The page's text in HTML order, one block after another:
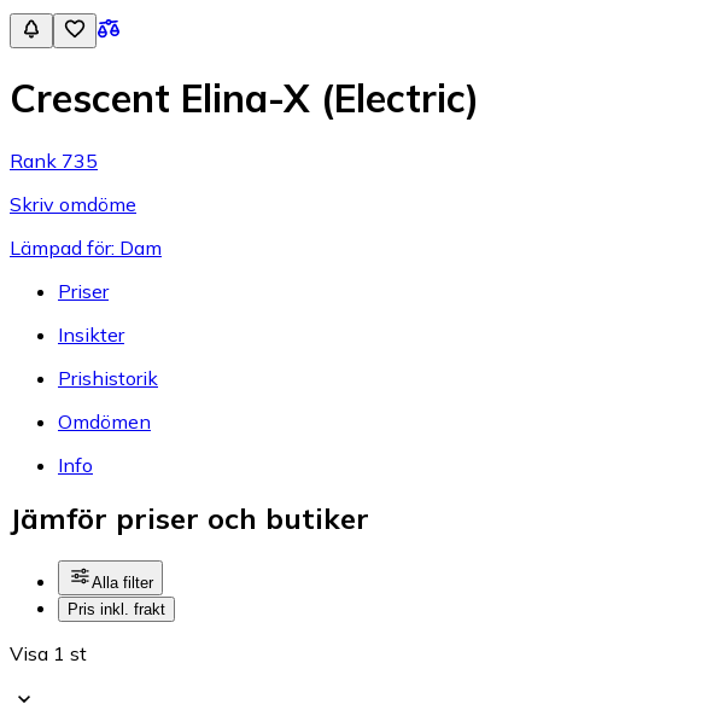
Crescent Elina-X (Electric)
Rank 735
Skriv omdöme
Lämpad för: Dam
Priser
Insikter
Prishistorik
Omdömen
Info
Jämför priser och butiker
Alla filter
Pris inkl. frakt
Visa 1 st